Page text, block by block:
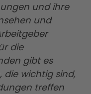
und ihre
und
die
gibt es
die wichtig sind,
treffen